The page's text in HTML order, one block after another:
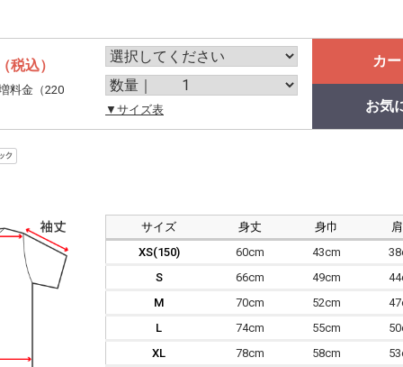
税込）
料金（220
▼サイズ表
カ
お気
サイズ 身丈 身巾
XS(150)
60cm 43cm
S
66cm 49cm
M
70cm 52cm
L
74cm 55cm
XL
78cm 58cm